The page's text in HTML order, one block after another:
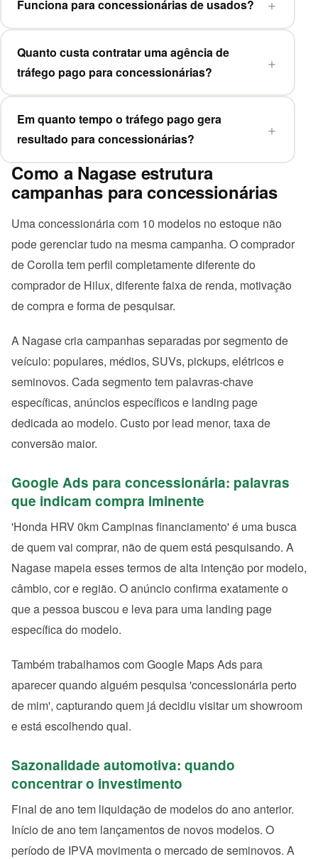
Funciona para concessionárias de usados?
Quanto custa contratar uma agência de
tráfego pago para concessionárias?
Em quanto tempo o tráfego pago gera
resultado para concessionárias?
Como a Nagase estrutura
campanhas para concessionárias
Uma concessionária com 10 modelos no estoque não
pode gerenciar tudo na mesma campanha. O comprador
de Corolla tem perfil completamente diferente do
comprador de Hilux, diferente faixa de renda, motivação
de compra e forma de pesquisar.
A Nagase cria campanhas separadas por segmento de
veículo: populares, médios, SUVs, pickups, elétricos e
seminovos. Cada segmento tem palavras-chave
específicas, anúncios específicos e landing page
dedicada ao modelo. Custo por lead menor, taxa de
conversão maior.
Google Ads para concessionária: palavras
que indicam compra iminente
'Honda HRV 0km Campinas financiamento' é uma busca
de quem vai comprar, não de quem está pesquisando. A
Nagase mapeia esses termos de alta intenção por modelo,
câmbio, cor e região. O anúncio confirma exatamente o
que a pessoa buscou e leva para uma landing page
específica do modelo.
Também trabalhamos com Google Maps Ads para
aparecer quando alguém pesquisa 'concessionária perto
de mim', capturando quem já decidiu visitar um showroom
e está escolhendo qual.
Sazonalidade automotiva: quando
concentrar o investimento
Final de ano tem liquidação de modelos do ano anterior.
Início de ano tem lançamentos de novos modelos. O
período de IPVA movimenta o mercado de seminovos. A